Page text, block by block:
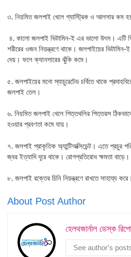
৩. নিয়মিত জলপাই খেলে গ্যাস্ট্রিক ও আলসার কম
৪. কালো জলপাই ভিটামিন-ই এর ভালো উৎস। এটি
শরীরের ওজন নিয়ন্ত্রণে থাকে। জলপাইয়ের ভিটামিন-
দেয়। ফলে ক্যানসারের ঝুঁকি কমে।
৫. জলপাইয়ের মনো স্যাচুরেটেড চর্বিতে থাকে
জলপাই তেল।
৬. নিয়মিত জলপাই খেলে পিত্তথলির পিত্তরস
হওয়ার প্রবণতা কমে যায়।
৭. জলপাই প্রাকৃতিক অ্যান্টিঅক্সিডেন্ট। এতে প্রচুর
জ্বর ইত্যাদি দূরে থাকে। রোগপ্রতিরোধ ক্ষমতা বাড়ে।
৮. জলপাই রক্তের চিনি নিয়ন্ত্রণে রাখতে সাহায্য করে।
About Post Author
হেলথজার্নাল ডেস্ক
See author's